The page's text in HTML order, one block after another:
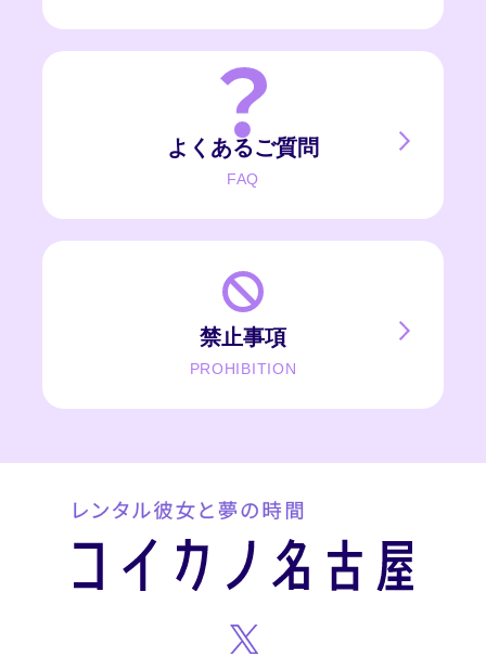
よくあるご質問
FAQ
禁止事項
PROHIBITION